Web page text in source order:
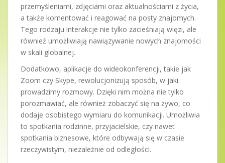
przemyśleniami, zdjęciami oraz aktualnościami z życia,
a także komentować i reagować na posty znajomych.
Tego rodzaju interakcje nie tylko zacieśniają więzi, ale
również umożliwiają nawiązywanie nowych znajomości
w skali globalnej.
Dodatkowo, aplikacje do wideokonferencji, takie jak
Zoom czy Skype, rewolucjonizują sposób, w jaki
prowadzimy rozmowy. Dzięki nim można nie tylko
porozmawiać, ale również zobaczyć się na żywo, co
dodaje osobistego wymiaru do komunikacji. Umożliwia
to spotkania rodzinne, przyjacielskie, czy nawet
spotkania biznesowe, które odbywają się w czasie
rzeczywistym, niezależnie od odległości.